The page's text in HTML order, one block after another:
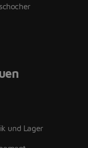
und Lager